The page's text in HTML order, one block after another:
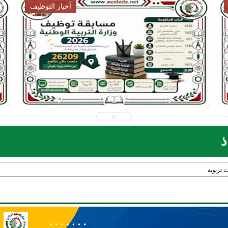
أخبار التوظيف
2026-07-28
ecoledz.net
تربوية